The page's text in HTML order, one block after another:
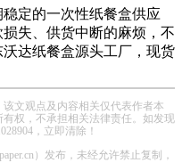
定的一次性纸餐盒供应
失、供货中断的麻烦，不
达纸餐盒源头工厂，现货
文观点及内容相关仅代表作者本
权，不承担相关法律责任。如发现
，立即清除！
）发布，未经允许禁止复制，